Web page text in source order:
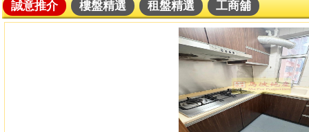
誠意推介 樓盤精選 租盤精選 工商舖